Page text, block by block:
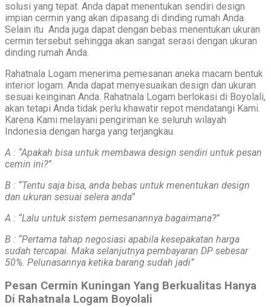
solusi yang tepat. Anda dapat menentukan sendiri design
impian cermin yang akan dipasang di dinding rumah Anda.
Selain itu Anda juga dapat dengan bebas menentukan ukuran
cermin tersebut sehingga akan sangat serasi dengan ukuran
dinding rumah Anda.
Rahatnala Logam menerima pemesanan aneka macam bentuk
interior logam. Anda dapat menyesuaikan design dan ukuran
sesuai keinginan Anda. Rahatnala Logam berlokasi di Boyolali,
akan tetapi Anda tidak perlu khawatir repot mendatangi Kami.
Karena Kami melayani pengiriman ke seluruh wilayah
Indonesia dengan harga yang terjangkau.
A : “Apakah bisa untuk membawa design sendiri untuk pesan
cemin ini?”
B : “Tentu saja bisa, anda bebas untuk menentukan design
dan ukuran sesuai selera anda”
A : “Lalu untuk sistem pemesanannya bagaimana?”
B : “Pertama tahap negosiasi apabila kesepakatan harga
sudah tercapai. Maka selanjutnya pembayaran DP sebesar
50%. Pelunasannya ketika barang sudah jadi”
Pesan Cermin Kuningan Yang Berkualitas Hanya
Di Rahatnala Logam Boyolali